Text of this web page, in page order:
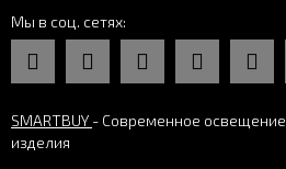
Мы в соц. сетях
SMARTBUY - Современное
изделия